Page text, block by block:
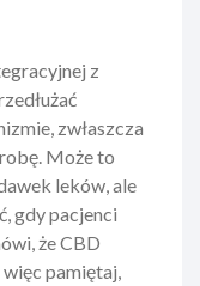
z
zwłaszcza
Może to
leków, ale
gdy pacjenci
że CBD
pamiętaj,